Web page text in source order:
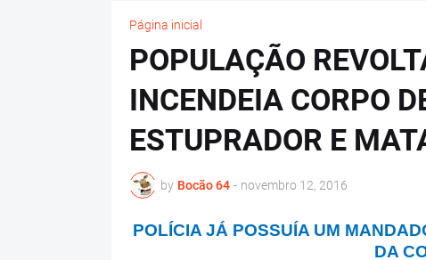
Página inicial
POPULAÇÃO
INCENDEIA CORPO
ESTUPRADOR E
by Bocão 64 - novembro 12, 2016
POLÍCIA JÁ POSSUÍA UM
DA